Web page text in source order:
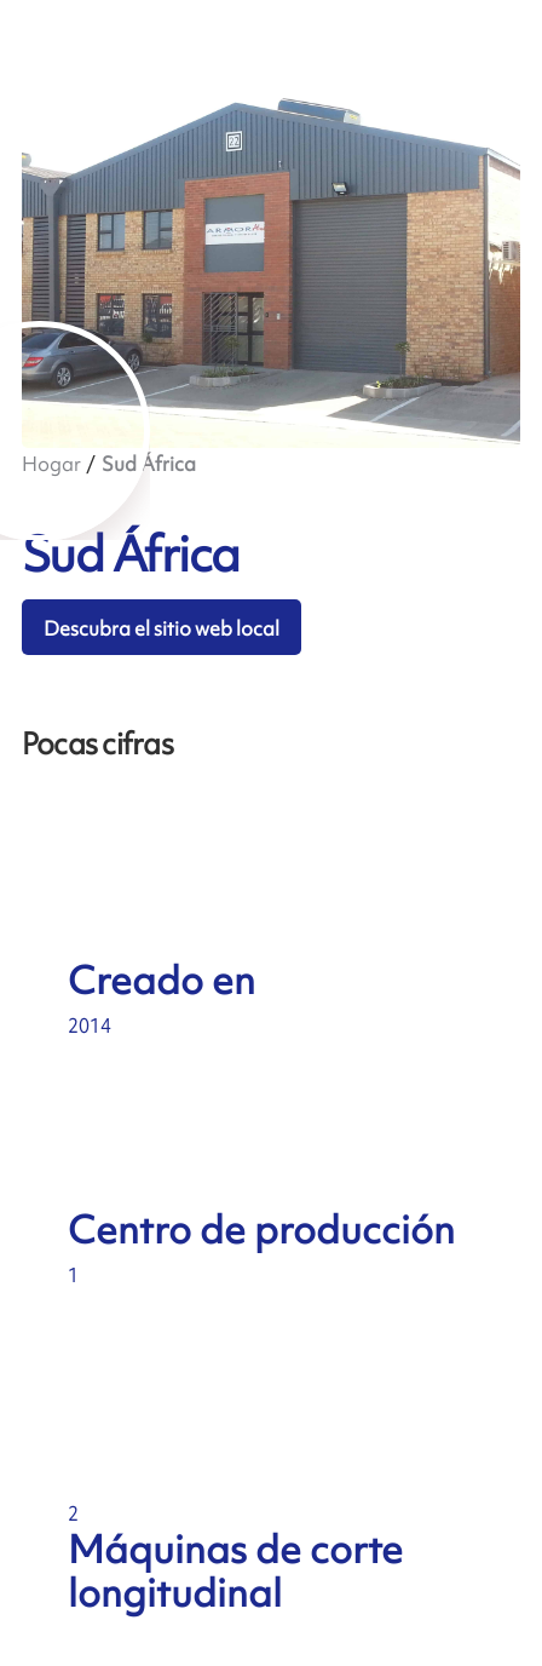
Hogar Sud África
Sud África
Descubra el sitio web local
Pocas cifras
Creado en
2014
Centro de producción
1
2
Máquinas de corte
longitudinal